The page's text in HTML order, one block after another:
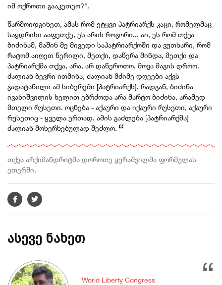
იმ ოქროთი გააკეთეო?".
წარმოიდგინეთ, ამას რომ ეტყვი პატრიარქს კაცი, რომელმაც
საყდრისი ააფეთქე, ეს არის როგორი... აი, ეს რომ თქვა
ბიძინამ, მაშინ მე მივედი საპატრიარქოში და ვუთხარი, რომ
რატომ აიღეთ წერილი, მეთქი, დაწერა მინდა, მეთქი და
პატრიარქმა თქვა, არა, არ დაწეროთო, მოვა მაგის დროო.
ძალიან ბევრი ითმინა, ძალიან მძიმე დღეები აქვს
გადატანილი ამ სიბერეში [პატრიარქს], რადგან, ბიძინა
ივანიშვილის ხელით ებრძოდა არა მარტო ბიძინა, არამედ
მთელი რუსეთი. ოცნება - აქაური და იქაური რუსეთი, აქაური
რუსეთიც - ყველა ერთად. ამის გაძლება [პატრიარქმა]
ძალიან მოხერხებულად შეძლო.
თქვა არქიმანდრიტმა დოროთე ყურაშვილმა ფორმულას
ეთერში.
ასევე ნახეთ
World Liberty Congress